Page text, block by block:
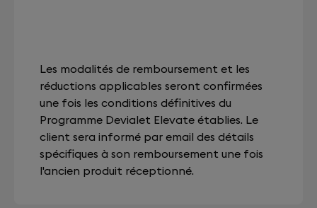
Les modalités de remboursement et les
réductions applicables seront confirmées
une fois les conditions définitives du
Programme Devialet Elevate établies. Le
client sera informé par email des détails
spécifiques à son remboursement une fois
l'ancien produit réceptionné.